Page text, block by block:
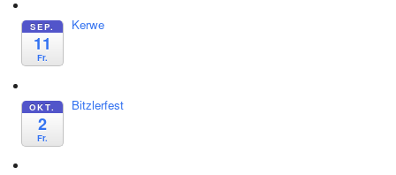
SEP.
11
Fr.
Kerwe
OKT.
2
Fr.
Bitzlerfest